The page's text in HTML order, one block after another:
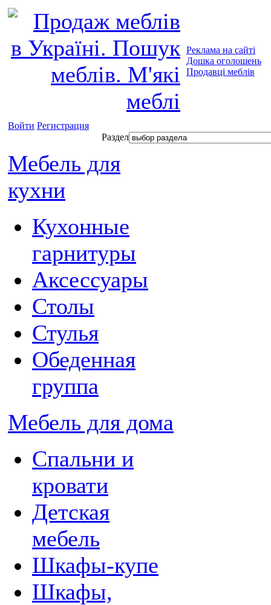
Реклама на сайті
Дошка оголошень
Продавці меблів
Войти Регистрация
Раздел
Мебель для
кухни
Кухонные
гарнитуры
Аксессуары
Столы
Стулья
Обеденная
группа
Мебель для дома
Спальни и
кровати
Детская
мебель
Шкафы-купе
Шкафы,